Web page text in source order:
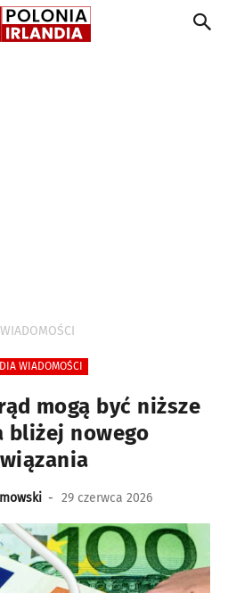
WIADOMOŚCI
mogą być niższe
bliżej nowego
- 29 czerwca 2026